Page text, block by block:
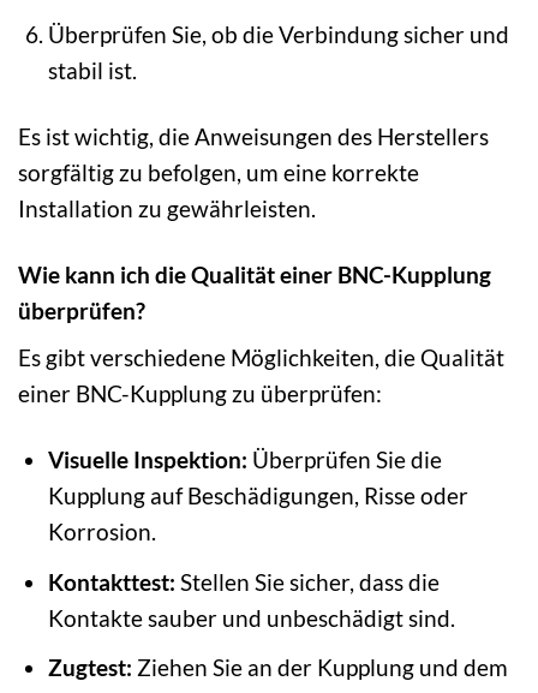
Überprüfen Sie, ob die Verbindung sicher und
stabil ist.
Es ist wichtig, die Anweisungen des Herstellers
sorgfältig zu befolgen, um eine korrekte
Installation zu gewährleisten.
Wie kann ich die Qualität einer BNC-Kupplung
überprüfen?
Es gibt verschiedene Möglichkeiten, die Qualität
einer BNC-Kupplung zu überprüfen:
Visuelle Inspektion: Überprüfen Sie die
Kupplung auf Beschädigungen, Risse oder
Korrosion.
Kontakttest: Stellen Sie sicher, dass die
Kontakte sauber und unbeschädigt sind.
Zugtest: Ziehen Sie an der Kupplung und dem